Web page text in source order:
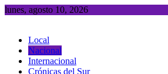
Saltar
lunes, agosto 10, 2026
Local
Nacional
Internacional
Crónicas del Sur